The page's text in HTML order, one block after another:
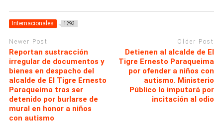
Internacionales 1293
Newer Post
Reportan sustracción
irregular de documentos y
bienes en despacho del
alcalde de El Tigre Ernesto
Paraqueima tras ser
detenido por burlarse de
mural en honor a niños
con autismo
Older Post
Detienen al alcalde de El
Tigre Ernesto Paraqueima
por ofender a niños con
autismo. Ministerio
Público lo imputará por
incitación al odio